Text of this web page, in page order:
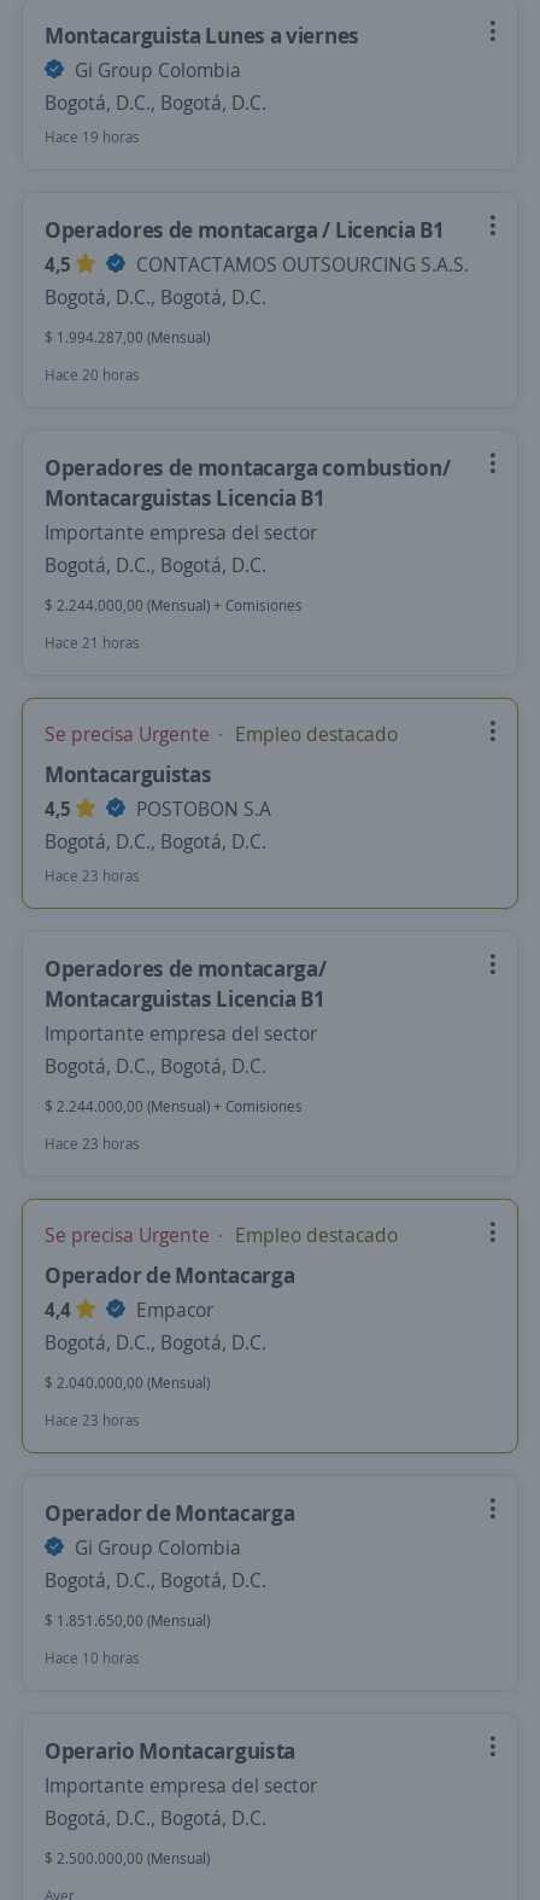
Montacarguista Lunes a viernes
Gi Group Colombia
Bogotá, D.C., Bogotá, D.C.
Hace 19 horas
Operadores de montacarga / Licencia B1
4,5
CONTACTAMOS OUTSOURCING S.A.S.
Bogotá, D.C., Bogotá, D.C.
$ 1.994.287,00 (Mensual)
Hace 20 horas
Operadores de montacarga combustion/
Montacarguistas Licencia B1
Importante empresa del sector
Bogotá, D.C., Bogotá, D.C.
$ 2.244.000,00 (Mensual) + Comisiones
Hace 21 horas
Se precisa Urgente Empleo destacado
Montacarguistas
4,5
POSTOBON S.A
Bogotá, D.C., Bogotá, D.C.
Hace 23 horas
Operadores de montacarga/
Montacarguistas Licencia B1
Importante empresa del sector
Bogotá, D.C., Bogotá, D.C.
$ 2.244.000,00 (Mensual) + Comisiones
Hace 23 horas
Se precisa Urgente Empleo destacado
Operador de Montacarga
4,4
Empacor
Bogotá, D.C., Bogotá, D.C.
$ 2.040.000,00 (Mensual)
Hace 23 horas
Operador de Montacarga
Gi Group Colombia
Bogotá, D.C., Bogotá, D.C.
$ 1.851.650,00 (Mensual)
Hace 10 horas
Operario Montacarguista
Importante empresa del sector
Bogotá, D.C., Bogotá, D.C.
$ 2.500.000,00 (Mensual)
Ayer